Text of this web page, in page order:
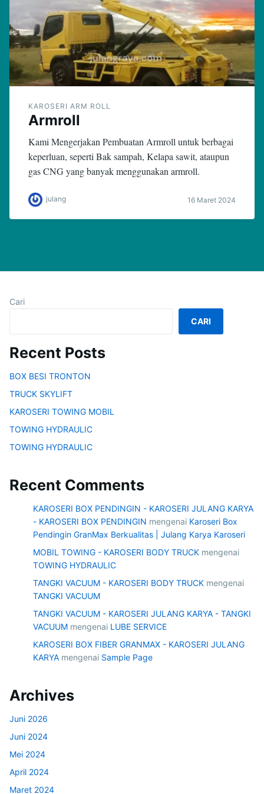
KAROSERI ARM ROLL
Armroll
Kami Mengerjakan Pembuatan Armroll untuk berbagai
keperluan, seperti Bak sampah, Kelapa sawit, ataupun
gas CNG yang banyak menggunakan armroll.
julang 16 Maret 2024
Cari
CARI
Recent Posts
BOX BESI TRONTON
TRUCK SKYLIFT
KAROSERI TOWING MOBIL
TOWING HYDRAULIC
TOWING HYDRAULIC
Recent Comments
KAROSERI BOX PENDINGIN - KAROSERI JULANG KARYA
- KAROSERI BOX PENDINGIN mengenai Karoseri Box
Pendingin GranMax Berkualitas | Julang Karya Karoseri
MOBIL TOWING - KAROSERI BODY TRUCK mengenai
TOWING HYDRAULIC
TANGKI VACUUM - KAROSERI BODY TRUCK mengenai
TANGKI VACUUM
TANGKI VACUUM - KAROSERI JULANG KARYA - TANGKI
VACUUM mengenai LUBE SERVICE
KAROSERI BOX FIBER GRANMAX - KAROSERI JULANG
KARYA mengenai Sample Page
Archives
Juni 2026
Juni 2024
Mei 2024
April 2024
Maret 2024